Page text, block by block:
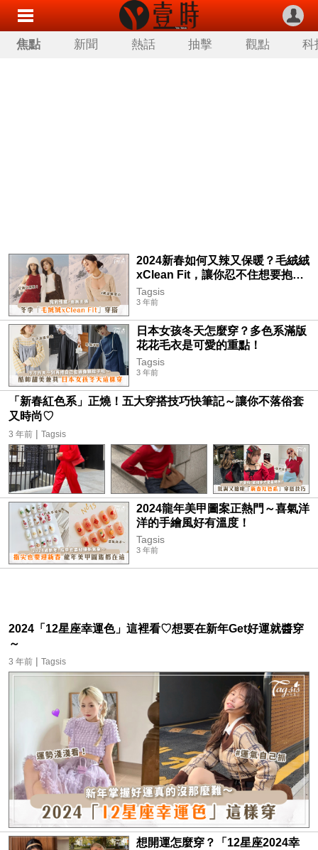
焦點 新聞 熱話 抽擊 觀點 科
2024新春如何又辣又保暖？毛絨絨
xClean Fit，讓你忍不住想要抱住
自己♡
Tagsis
3 年前
日本女孩冬天怎麼穿？多色系滿版
花花毛衣是可愛的重點！
Tagsis
3 年前
「新春紅色系」正燒！五大穿搭技巧快筆記～讓你不落俗套
又時尚♡
3 年前 | Tagsis
2024龍年美甲圖案正熱門～喜氣洋
洋的手繪風好有溫度！
Tagsis
3 年前
2024「12星座幸運色」這裡看♡想要在新年Get好運就醬穿
～
3 年前 | Tagsis
想開運怎麼穿？「12星座2024幸